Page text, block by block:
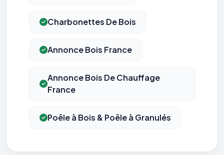
Charbonettes De Bois
Annonce Bois France
Annonce Bois De Chauffage
France
Poêle à Bois & Poêle à Granulés